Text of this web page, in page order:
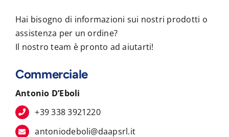
Hai bisogno di informazioni sui nostri prodotti o
assistenza per un ordine?
Il nostro team è pronto ad aiutarti!
Commerciale
Antonio D’Eboli
+39 338 3921220
antoniodeboli@daapsrl.it